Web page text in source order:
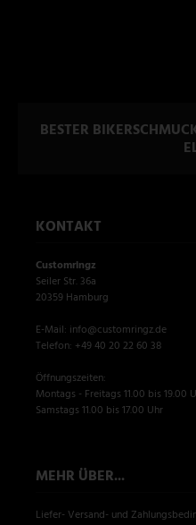
BESTER
KONTAKT
Customringz
Seiler Str. 36a
20359 Hamburg
E-Mail: info@customringz.de
Telefon: +49 40 20 22 60 38
Öffnungszeiten:
Montags - Freitags 11.00 bis 19.00
Samstags 11.00 bis 17.00 Uhr
MEHR ÜBER...
Liefer- Versand- und